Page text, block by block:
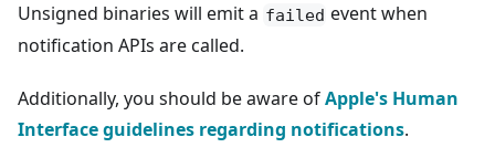
Unsigned binaries will emit a failed event when
notification APIs are called.
Additionally, you should be aware ofApple's Human
Interface guidelines regarding notifications.